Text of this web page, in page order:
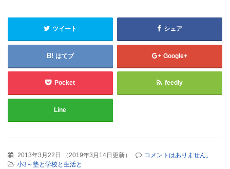
ツイート シェア
はてブ Google+
Pocket feedly
Line
2013年3月22日 （2019年3月14日更新）
コメントはありません。
小3～塾と学校と生活と